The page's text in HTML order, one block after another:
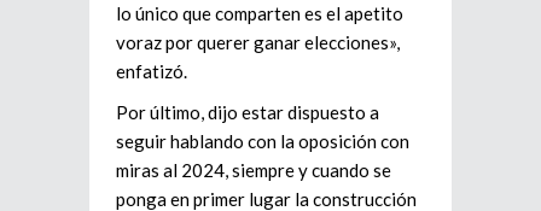
lo único que comparten es el apetito
voraz por querer ganar elecciones»,
enfatizó.
Por último, dijo estar dispuesto a
seguir hablando con la oposición con
miras al 2024, siempre y cuando se
ponga en primer lugar la construcción